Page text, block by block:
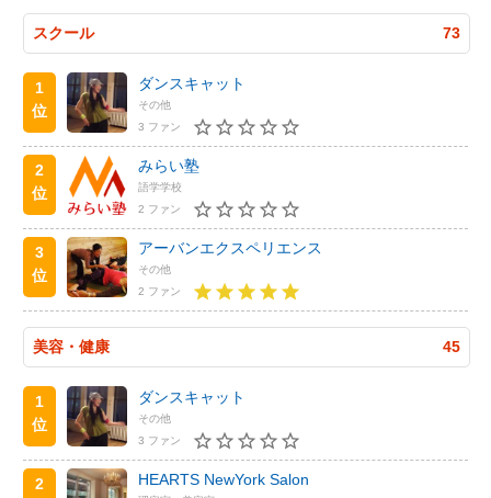
スクール 73
1
位
ダンスキャット
その他
3 ファン
2
位
みらい塾
語学学校
2 ファン
3
位
アーバンエクスペリエンス
その他
2 ファン
美容・健康 45
1
位
ダンスキャット
その他
3 ファン
2
HEARTS NewYork Salon